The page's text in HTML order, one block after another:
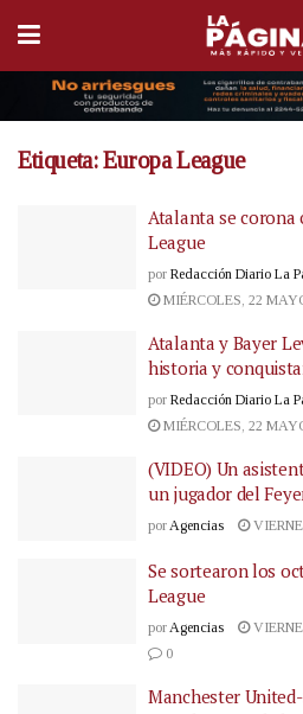
Etiqueta:Europa League
Atalanta se corona
League
por Redacción Diario La
MIÉRCOLES, 22
Atalanta y Bayer
historia y
por Redacción Diario La
MIÉRCOLES, 22
(VIDEO) Un
un jugador del
por Agencias
Se sortearon los
League
porAgencias
0
Manchester